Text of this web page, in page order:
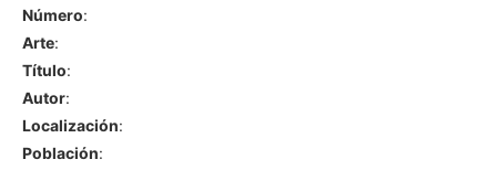
Número:
Arte:
Título:
Autor:
Localización:
Población: